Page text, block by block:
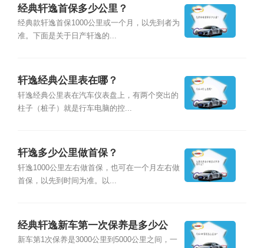
经典轩逸首保多少公里？
经典款轩逸首保1000公里或一个月，以先到者为
准。下面是关于日产轩逸的...
轩逸经典公里表在哪？
轩逸经典公里表在汽车仪表盘上，有两个突出的
柱子（桩子）就是行车电脑的控...
轩逸多少公里做首保？
轩逸1000公里左右做首保，也可在一个月左右做
首保，以先到时间为准。以...
经典轩逸新车第一次保养是多少公
里？
新车第1次保养是3000公里到5000公里之间，一